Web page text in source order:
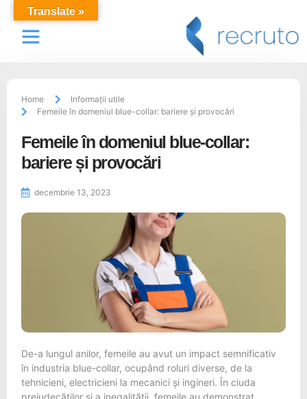
Home
Informații utile
Femeile în domeniul blue-collar: bariere și provocări
Femeile în domeniul blue-collar:
bariere și provocări
decembrie 13, 2023
De-a lungul anilor, femeile au avut un impact semnificativ
în industria blue-collar, ocupând roluri diverse, de la
tehnicieni, electricieni la mecanici și ingineri. În ciuda
prejudecăților și a inegalității, femeile au demonstrat
Translate »